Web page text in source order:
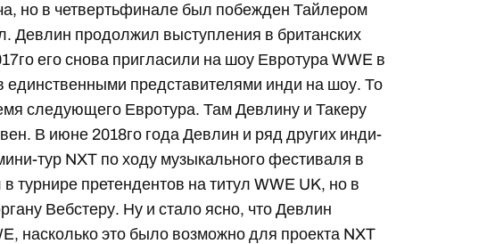
но в четвертьфинале был побежден Тайлером
Девлин продолжил выступления в британских
его снова пригласили на шоу Евротура WWE в
единственными представителями инди на шоу. То
следующего Евротура. Там Девлину и Такеру
В июне 2018го года Девлин и ряд других инди-
тур NXT по ходу музыкального фестиваля в
турнире претендентов на титул WWE UK, но в
Вебстеру. Ну и стало ясно, что Девлин
насколько это было возможно для проекта NXT